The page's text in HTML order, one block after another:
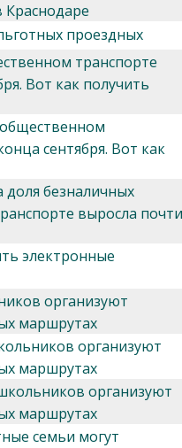
проездных
транспорте
Вот как получить
сентября. Вот как
доля безналичных
выросла почти
электронные
организуют
маршрутах
организуют
маршрутах
организуют
маршрутах
семьи могут